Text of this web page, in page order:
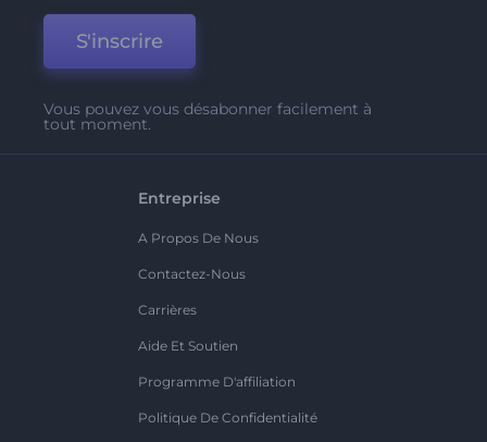
S'inscrire
Vous pouvez vous désabonner facilement à
tout moment.
Entreprise
A Propos De Nous
Contactez-Nous
Carrières
Aide Et Soutien
Programme D'affiliation
Politique De Confidentialité